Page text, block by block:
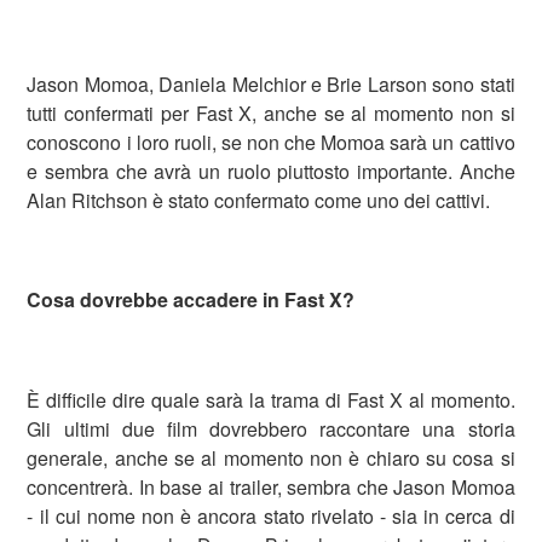
Jason Momoa, Daniela Melchior e Brie Larson sono stati
tutti confermati per Fast X, anche se al momento non si
conoscono i loro ruoli, se non che Momoa sarà un cattivo
e sembra che avrà un ruolo piuttosto importante. Anche
Alan Ritchson è stato confermato come uno dei cattivi.
Cosa dovrebbe accadere in Fast X?
È difficile dire quale sarà la trama di Fast X al momento.
Gli ultimi due film dovrebbero raccontare una storia
generale, anche se al momento non è chiaro su cosa si
concentrerà. In base ai trailer, sembra che Jason Momoa
- il cui nome non è ancora stato rivelato - sia in cerca di